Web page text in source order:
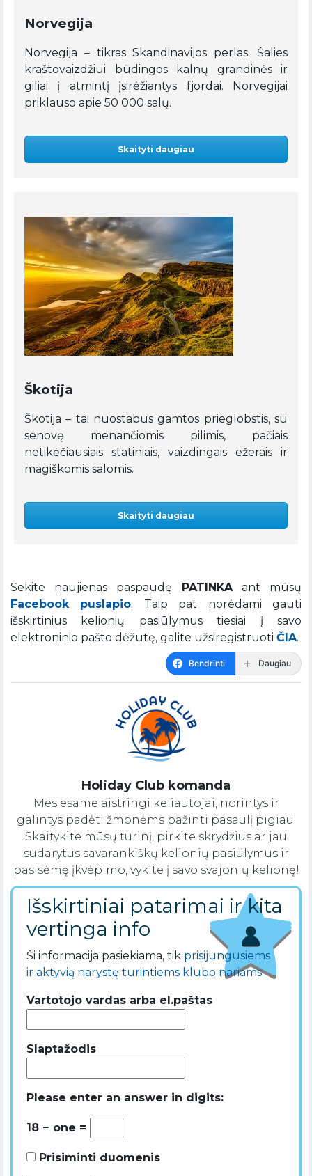
Norvegija
Norvegija – tikras Skandinavijos perlas. Šalies
kraštovaizdžiui būdingos kalnų grandinės ir
giliai į atmintį įsirėžiantys fjordai. Norvegijai
priklauso apie 50 000 salų.
Skaityti daugiau
Škotija
Škotija – tai nuostabus gamtos prieglobstis, su
senovę menančiomis pilimis, pačiais
netikėčiausiais statiniais, vaizdingais ežerais ir
magiškomis salomis.
Skaityti daugiau
Sekite naujienas paspaudę PATINKAant mūsų
Facebook puslapio. Taip pat norėdami gauti
išskirtinius kelionių pasiūlymus tiesiai į savo
elektroninio pašto dėžutę, galite užsiregistruoti ČIA.
Bendrinti Daugiau
Holiday Club komanda
Mes esame aistringi keliautojai, norintys ir
galintys padėti žmonėms pažinti pasaulį pigiau.
Skaitykite mūsų turinį, pirkite skrydžius ar jau
sudarytus savarankiškų kelionių pasiūlymus ir
pasisėmę įkvėpimo, vykite į savo svajonių kelionę!
Išskirtiniai patarimai ir kita
vertinga info
Ši informacija pasiekiama, tik prisijungusiems
ir aktyvią narystę turintiems klubo nariams
Vartotojo vardas arba el.paštas
Slaptažodis
Please enter an answer in digits:
18 − one =
Prisiminti duomenis